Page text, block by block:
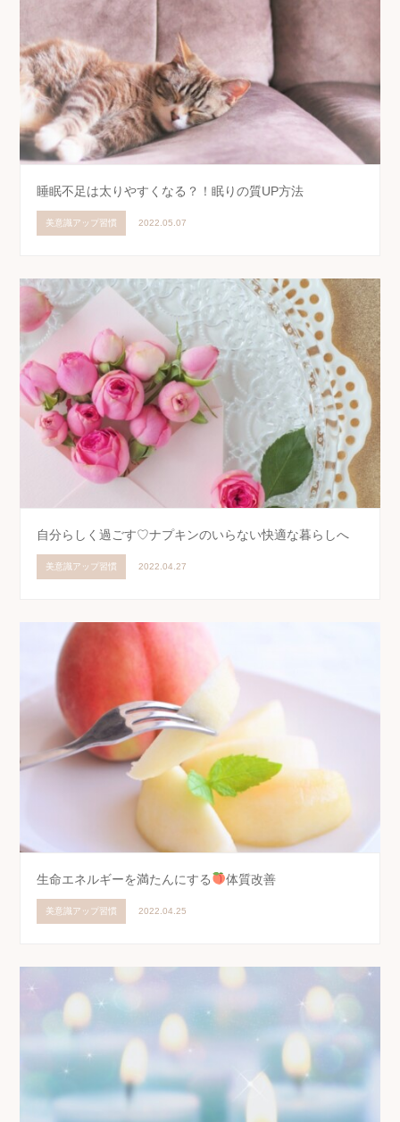
睡眠不足は太りやすくなる？！眠りの質UP方法
美意識アップ習慣 2022.05.07
自分らしく過ごす♡ナプキンのいらない快適な暮らしへ
美意識アップ習慣 2022.04.27
生命エネルギーを満たんにする 体質改善
美意識アップ習慣 2022.04.25